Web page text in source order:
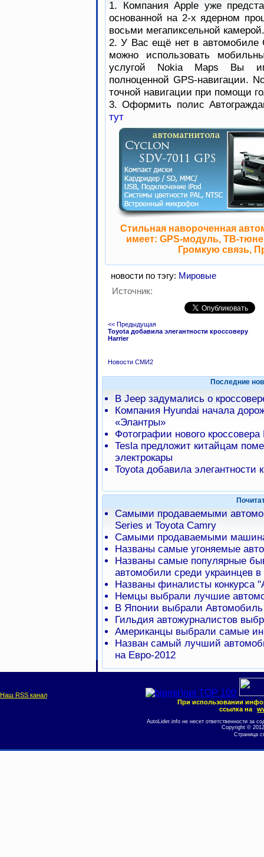
1. Компания Apple уже
основанной на 2-х ядерном
восьми мегапиксельной камерой.
2. У Вас ещё нет в автомобиле
можно использовать
услугой Nokia Maps Вы
полноценной GPS-навигации.
точной навигации при помощи
3. Оформить полис
тут
Стильная навороченная
имеет: GPS-модуль, ТВ-
Громкую связь,
новости по тэгу: Мировые
Источник:
<< Предыдущая
Toyota добавила элегантности кроссоверу
Harrier
Новости СМИ2
Последние
В Jeep задумались о
Компания Hyundai начала
«Элантры»
Фотографии нового
Tesla предложит китайцам
электрокары
Toyota добавила элегантности
Самыми продаваемыми
Series и Toyota Camry
Самыми продаваемыми
Названы самые угоняемые
Названы самые популярные
автомобили среди украинцев в
Названы финалисты конкурса
Немцы выбрали лучшие
В Японии выбрали Автомобиль
Гильдия автожурналистов
Американцы выбрали самые
Назван самый лучший
на Евро-2012
Наш RSS канал
При использовании
ссылка на
AutoLider.info не несет ответственности за
Copyright ©
Страница